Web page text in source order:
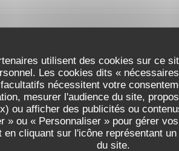
utilisent des cookies sur ce
Les cookies dits «
nécessitent votre
mesurer l'audience du site,
ou afficher des publicités ou
» ou « Personnaliser » pour gérer
cliquant sur l'icône représentant
du site.
Service: 5/5 Ambiance: 5 /5
함